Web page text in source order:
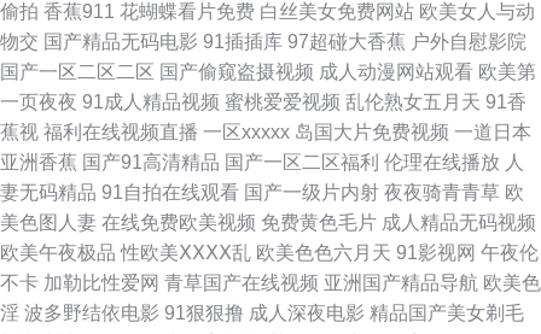
洲色图h网 最新黄色亚洲网址 超碰99香蕉 国产精品色网 九九热5 日本AⅤ免
费观看 亚洲性爱论坛 91视频区 av福利快播 人妖先锋影音 性欧美第二页 91
久久瑟瑟热 99热狼人 超碰97人人网 国产91在线网站 久草在线资源 青青草
视频偷拍 少妇伦精 91精品黑丝 超碰福利社 国产传媒自拍 久草免费网址 欧
美一级黄色A片 色色福利在线导航 香蕉视频禁18 91福利导 97精品国产
www久草 麻豆传媒xxx 日韩影视 亚洲网址黄色 wwww国产 国产精品白 内射
偷拍 香蕉911 花蝴蝶看片免费 白丝美女免费网站 欧美女人与动
物交 国产精品无码电影 91插插库 97超碰大香蕉 户外自慰影院
国产一区二区二区 国产偷窥盗摄视频 成人动漫网站观看 欧美第
一页夜夜 91成人精品视频 蜜桃爱爱视频 乱伦熟女五月天 91香
蕉视 福利在线视频直播 一区xxxxx 岛国大片免费视频 一道日本
亚洲香蕉 国产91高清精品 国产一区二区福利 伦理在线播放 人
妻无码精品 91自拍在线观看 国产一级片内射 夜夜骑青青草 欧
美色图人妻 在线免费欧美视频 免费黄色毛片 成人精品无码视频
欧美午夜极品 性欧美ⅩⅩⅩⅩ乱 欧美色色六月天 91影视网 午夜伦
不卡 加勒比性爱网 青草国产在线视频 亚洲国产精品导航 欧美色
淫 波多野结依电影 91狠狠撸 成人深夜电影 精品国产美女剃毛